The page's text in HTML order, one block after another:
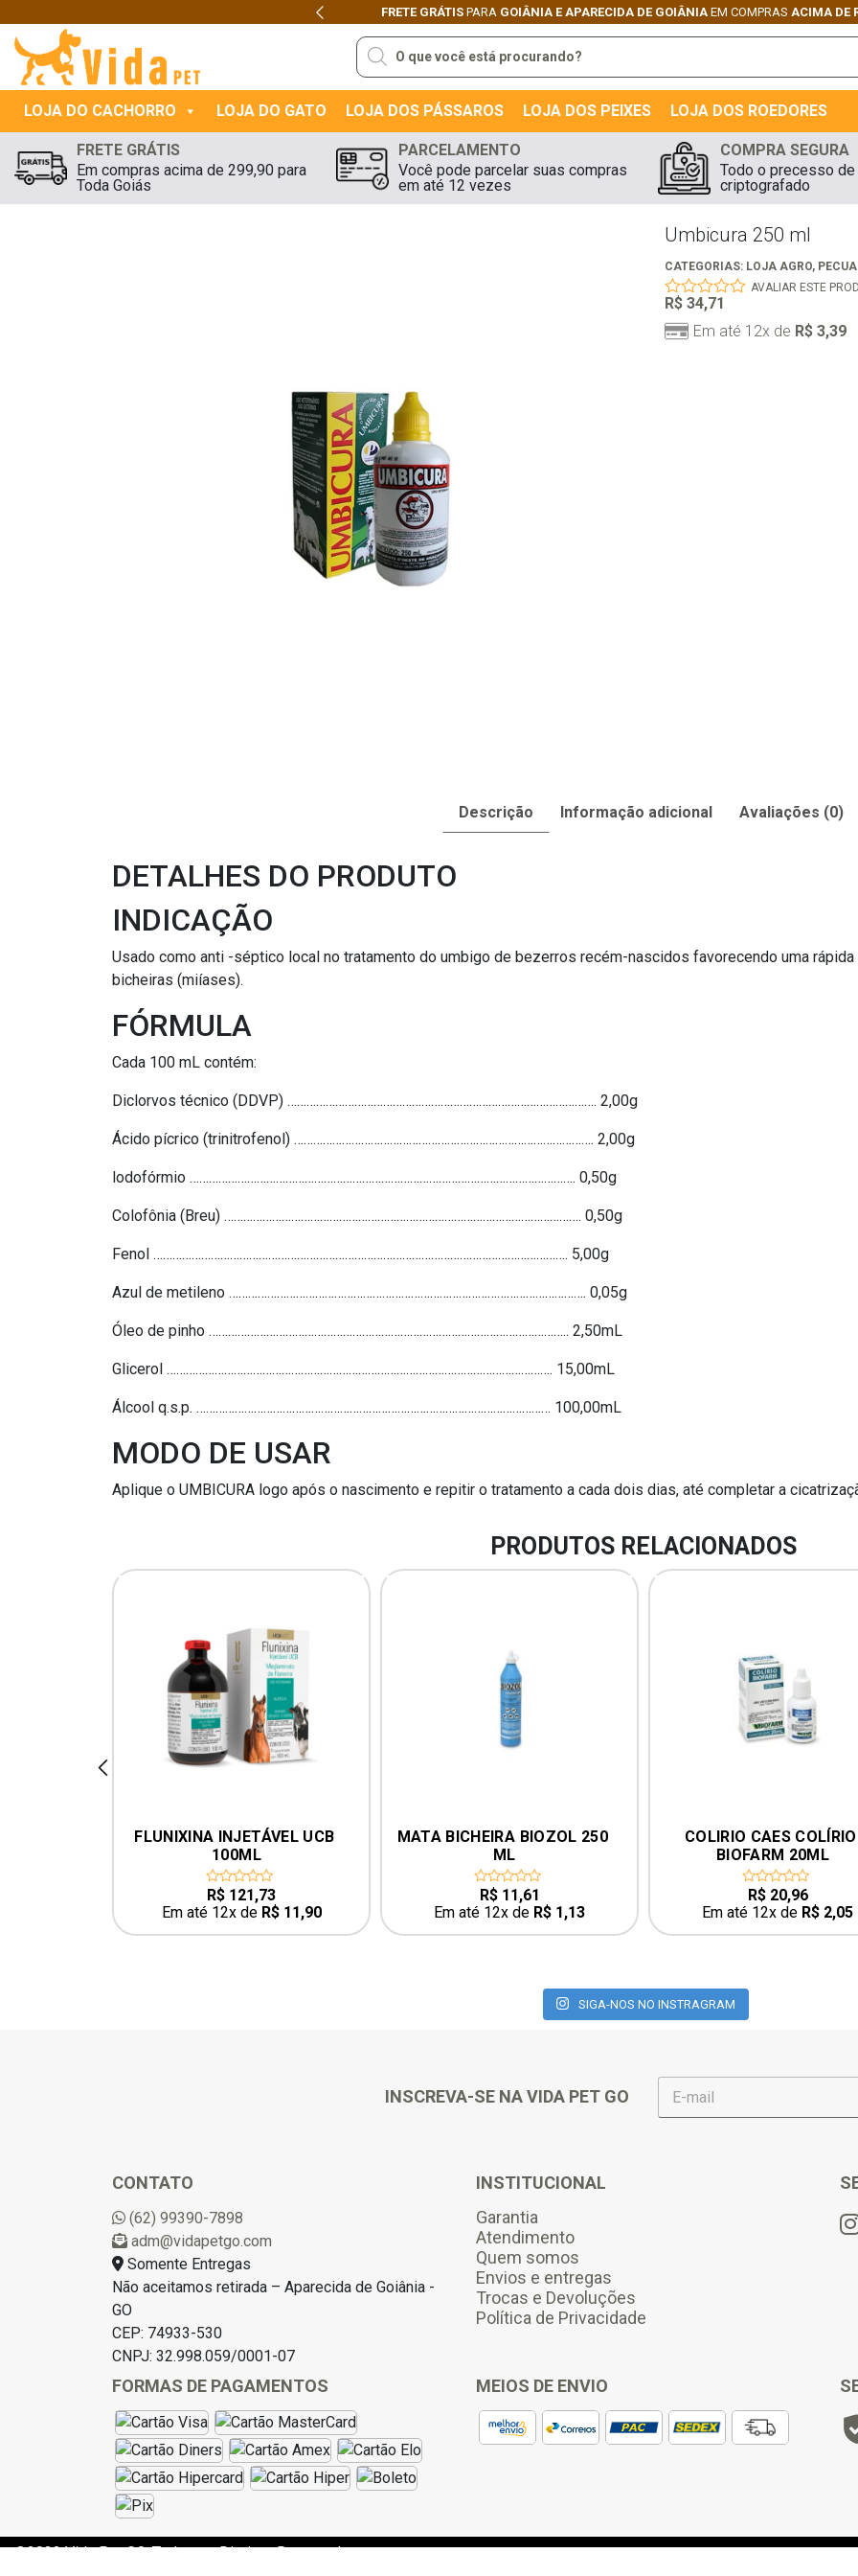
FRETE GRÁTIS PARA GOIÂNIA E APARECIDA DE GOIÂNIA EM COMPRAS ACIMA DE
Previous
Pesquisar
produtos
LOJA DO CACHORRO LOJA DO GATO LOJA DOS PÁSSAROS LOJA DOS PEIXES LOJA DOS ROEDORES
FRETE GRÁTIS
Em compras acima de 299,90 para
Toda Goiás
PARCELAMENTO
Você pode parcelar suas compras
em até 12 vezes
COMPRA SEGURA
Todo o precesso
criptografado
Umbicura 250 ml
CATEGORIAS: LOJA AGRO,
0
out
of
AVALIAR ESTE
R$ 34,71
Em até 12x de R$ 3,39
Descrição Informação adicional Avaliações (0)
DETALHES DO PRODUTO
INDICAÇÃO
Usado como anti -séptico local no tratamento do umbigo de bezerros recém-nascidos favorecendo uma
bicheiras (miíases).
FÓRMULA
Cada 100 mL contém:
Diclorvos técnico (DDVP) ……………………………………………………………………………………. 2,00g
Ácido pícrico (trinitrofenol) …………………………………………………………………………………. 2,00g
lodofórmio …………………………………………………………………………………………………………. 0,50g
Colofônia (Breu) …………………………………………………………………………………………………. 0,50g
Fenol …………………………………………………………………………………………………………………. 5,00g
Azul de metileno …………………………………………………………………………………………………. 0,05g
Óleo de pinho ………………………………………………………………………………………………….. 2,50mL
Glicerol …………………………………………………………………………………………………………. 15,00mL
Álcool q.s.p. ………………………………………………………………………………………………… 100,00mL
MODO DE USAR
Aplique o UMBICURA logo após o nascimento e repitir o tratamento a cada dois dias, até completar a
PRODUTOS RELACIONADOS
FLUNIXINA INJETÁVEL UCB
100ML
0
out
of
5
R$ 121,73
Em até 12x de R$11,90
MATA BICHEIRA BIOZOL 250
ML
0
out
of
5
R$11,61
Em até 12x de R$ 1,13
COLIRIO CAES
BIOFARM 20ML
0
out
of
5
R$20,96
Em até 12x de R$ 2,05
prev
SIGA-NOS NO INSTRAGRAM
INSCREVA-SE NA VIDA PET GO
E
m
CONTATO
(62) 99390-7898
adm@vidapetgo.com
Somente Entregas
Não aceitamos retirada – Aparecida de Goiânia -
GO
CEP: 74933-530
CNPJ: 32.998.059/0001-07
INSTITUCIONAL
Garantia
Atendimento
Quem somos
Envios e entregas
Trocas e Devoluções
Política de Privacidade
FORMAS DE PAGAMENTOS MEIOS DE ENVIO
©2023 Vida Pet GO. Todos os Direitos Reservados.